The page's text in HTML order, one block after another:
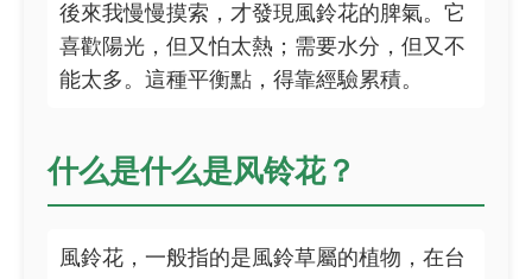
後來我慢慢摸索，才發現風鈴花的脾氣。它
喜歡陽光，但又怕太熱；需要水分，但又不
能太多。這種平衡點，得靠經驗累積。
什么是什么是风铃花？
風鈴花，一般指的是風鈴草屬的植物，在台